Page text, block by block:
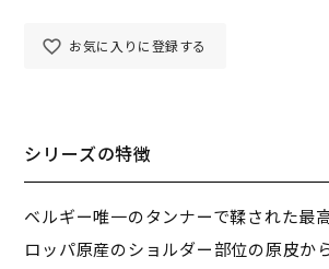
お気に入りに登録する
シリーズの特徴
ベルギー唯一のタンナーで鞣された最
ロッパ原産のショルダー部位の原皮か